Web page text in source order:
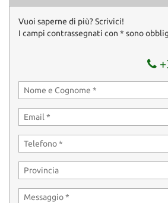
Vuoi saperne di più? Scrivici!
I campi contrassegnati con * sono